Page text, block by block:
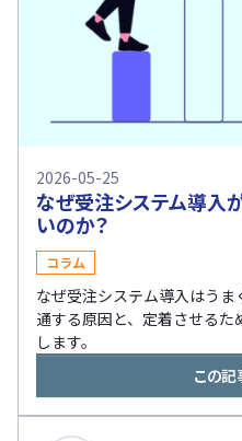
2026-05-25
なぜ受注システム導入
いのか？
コラム
なぜ受注システム導入はう
通する原因と、定着させる
します。
この